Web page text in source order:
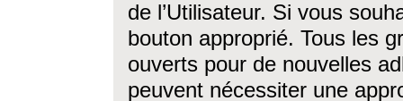
de l’Utilisateur. Si vous
bouton approprié. Tous les
ouverts pour de nouvelles
peuvent nécessiter une